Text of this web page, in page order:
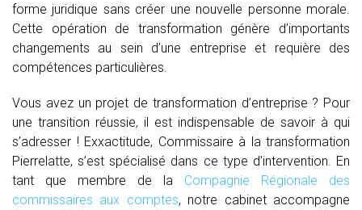
forme juridique sans créer une nouvelle personne morale.
Cette opération de transformation génère d’importants
changements au sein d’une entreprise et requière des
compétences particulières.
Vous avez un projet de transformation d’entreprise ? Pour
une transition réussie, il est indispensable de savoir à qui
s’adresser ! Exxactitude, Commissaire à la transformation
Pierrelatte, s’est spécialisé dans ce type d’intervention. En
tant que membre de la Compagnie Régionale des
commissaires aux comptes, notre cabinet accompagne